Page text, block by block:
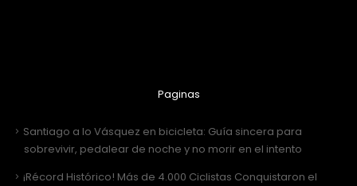
Paginas
Santiago a lo Vásquez en bicicleta: Guía sincera para
sobrevivir, pedalear de noche y no morir en el intento
¡Récord Histórico! Más de 4.000 Ciclistas Conquistaron el